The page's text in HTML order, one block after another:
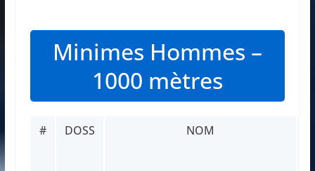
Minimes Hommes –
1000 mètres
# DOSS NOM